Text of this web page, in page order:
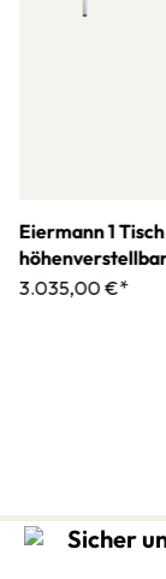
Eiermann 1
3.035,00 €*
Sicher